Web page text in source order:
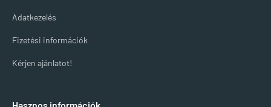
Adatkezelés
Fizetési információk
Kérjen ajánlatot!
Hasznos információk